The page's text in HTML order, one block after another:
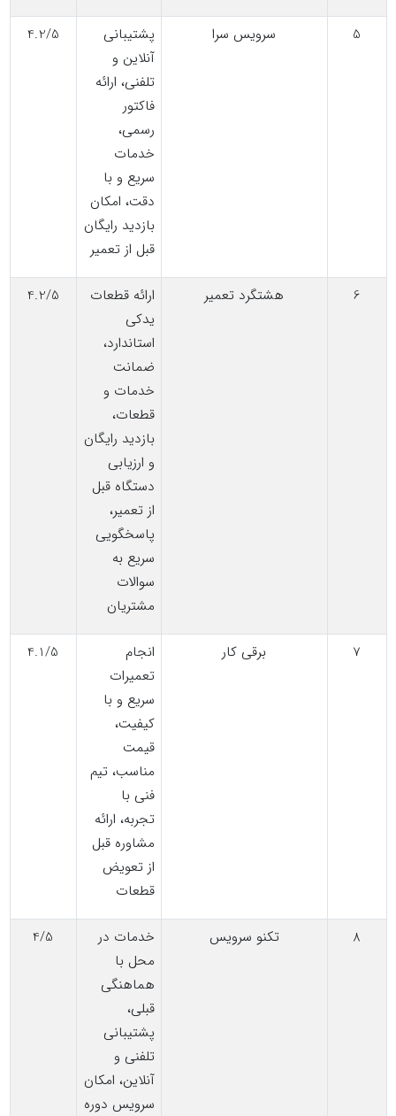
5 سرویس سرا
پشتیبانی
آنلاین و
تلفنی، ارائه
فاکتور
رسمی،
خدمات
سریع و با
دقت، امکان
بازدید رایگان
قبل از تعمیر
4.2/5
6 هشتگرد تعمیر
ارائه قطعات
یدکی
استاندارد،
ضمانت
خدمات و
قطعات،
بازدید رایگان
و ارزیابی
دستگاه قبل
از تعمیر،
پاسخگویی
سریع به
سوالات
مشتریان
4.2/5
7 برقی کار
انجام
تعمیرات
سریع و با
کیفیت،
قیمت
مناسب، تیم
فنی با
تجربه، ارائه
مشاوره قبل
از تعویض
قطعات
4.1/5
8 تکنو سرویس
خدمات در
محل با
هماهنگی
قبلی،
پشتیبانی
تلفنی و
آنلاین، امکان
سرویس دوره
4/5